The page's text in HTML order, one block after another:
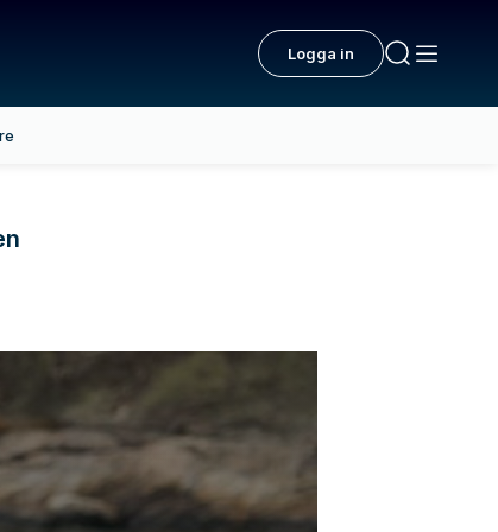
Logga in